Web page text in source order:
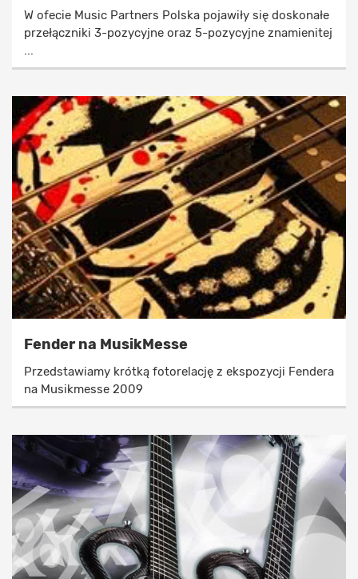
W ofecie Music Partners Polska pojawiły się doskonałe
przełączniki 3-pozycyjne oraz 5-pozycyjne znamienitej
...
Fender na MusikMesse
Przedstawiamy krótką fotorelację z ekspozycji Fendera
na Musikmesse 2009